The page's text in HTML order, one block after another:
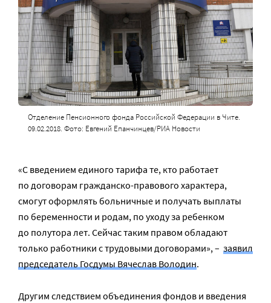
Отделение Пенсионного фонда Российской Федерации в Чите.
09.02.2018. Фото: Евгений Епанчинцев/РИА Новости
«С введением единого тарифа те, кто работает
по договорам гражданско-правового характера,
смогут оформлять больничные и получать выплаты
по беременности и родам, по уходу за ребенком
до полутора лет. Сейчас таким правом обладают
только работники с трудовыми договорами», – заявил
председатель Госдумы Вячеслав Володин.
Другим следствием объединения фондов и введения